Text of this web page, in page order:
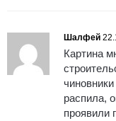
Шалфей
Картина
распила,
проявили